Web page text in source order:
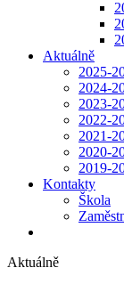
Aktuálně
2025-
2024-
2023-
2022-
2021-
2020-
2019-
Kontakty
Škola
Aktuálně